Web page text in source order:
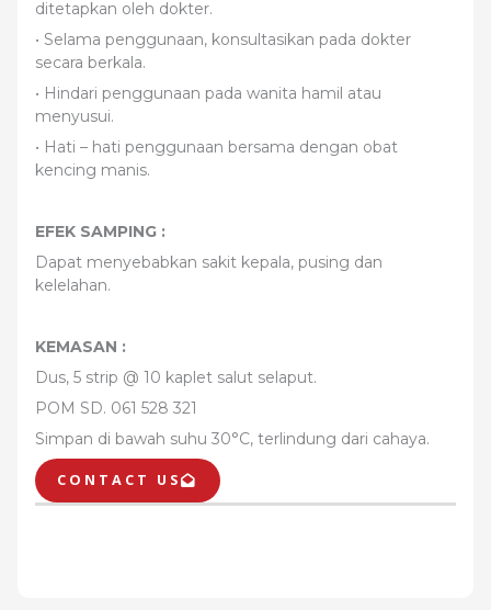
ditetapkan oleh dokter.
• Selama penggunaan, konsultasikan pada dokter
secara berkala.
• Hindari penggunaan pada wanita hamil atau
menyusui.
• Hati – hati penggunaan bersama dengan obat
kencing manis.
EFEK SAMPING :
Dapat menyebabkan sakit kepala, pusing dan
kelelahan.
KEMASAN :
Dus, 5 strip @ 10 kaplet salut selaput.
POM SD. 061 528 321
Simpan di bawah suhu 30°C, terlindung dari cahaya.
CONTACT US